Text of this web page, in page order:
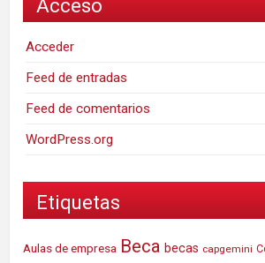
Acceso
Acceder
Feed de entradas
Feed de comentarios
WordPress.org
Etiquetas
Aulas de empresa Beca becas capgemini